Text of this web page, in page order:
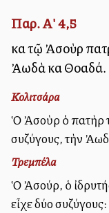
Παρ. Α' 4,5
καὶ τῷ Ἀσοὺρ
Ἀωδὰ καὶ Θοαδά.
Κολιτσάρα
Ὁ Ἀσοὺρ ὁ πατὴρ
συζύγους, τὴν
Τρεμπέλα
Ὁ Ἀσούρ, ὁ
εἶχε δύο